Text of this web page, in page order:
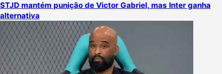
STJD mantém punição de Victor Gabriel, mas Inter ganha
alternativa